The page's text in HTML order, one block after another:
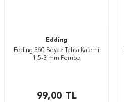
Edding
Edding 360 Beyaz Tahta Kalemi
1.5-3 mm Pembe
99,00TL